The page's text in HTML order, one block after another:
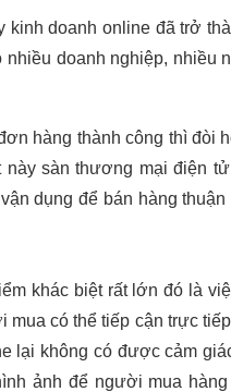
doanh online đã trở
doanh nghiệp, nhiều
hàng thành công thì đòi
sàn thương mại điện
dụng để bán hàng
khác biệt rất lớn đó là
có thể tiếp cận trực
lại không có được cảm
ảnh để người mua